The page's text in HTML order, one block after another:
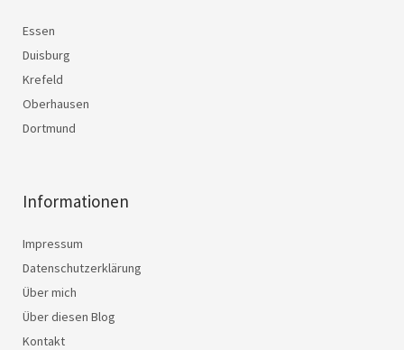
Essen
Duisburg
Krefeld
Oberhausen
Dortmund
Informationen
Impressum
Datenschutzerklärung
Über mich
Über diesen Blog
Kontakt